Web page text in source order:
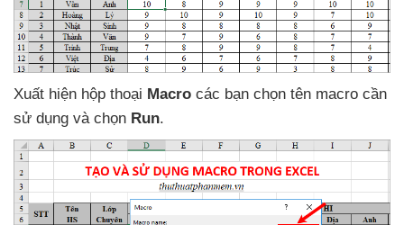
Xuất hiện hộp thoại Macro các bạn chọn tên macro cần
sử dụng và chọn Run.